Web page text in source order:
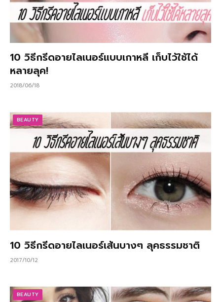
10 วิธีกรีดอายไลเนอร์แบบเกาหลี เก็บไว้ใช้ได้
หลายลุค!
2018/06/18
BEAUTY
10 วิธีกรีดอายไลเนอร์เส้นบางๆ ลุคธรรมชาติ
2017/10/12
BEAUTY